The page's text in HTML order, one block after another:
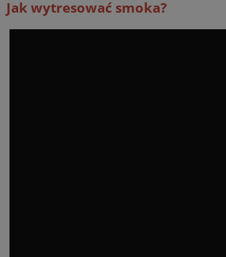
Jak wytresować smoka?